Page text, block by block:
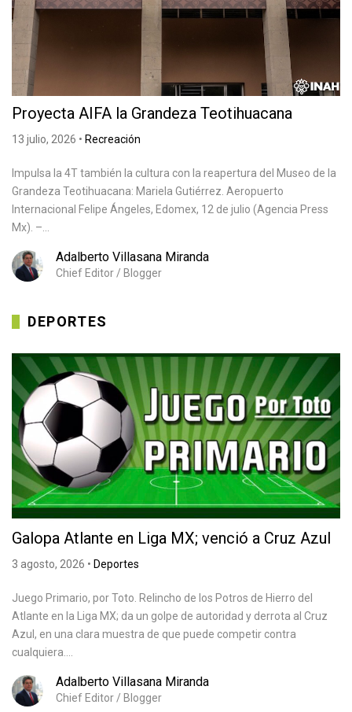
Proyecta AIFA la Grandeza Teotihuacana
13 julio, 2026 • Recreación
Impulsa la 4T también la cultura con la reapertura del Museo de la
Grandeza Teotihuacana: Mariela Gutiérrez. Aeropuerto
Internacional Felipe Ángeles, Edomex, 12 de julio (Agencia Press
Mx). –...
Adalberto Villasana Miranda
Chief Editor / Blogger
DEPORTES
Galopa Atlante en Liga MX; venció a Cruz Azul
3 agosto, 2026 • Deportes
Juego Primario, por Toto. Relincho de los Potros de Hierro del
Atlante en la Liga MX; da un golpe de autoridad y derrota al Cruz
Azul, en una clara muestra de que puede competir contra
cualquiera....
Adalberto Villasana Miranda
Chief Editor / Blogger